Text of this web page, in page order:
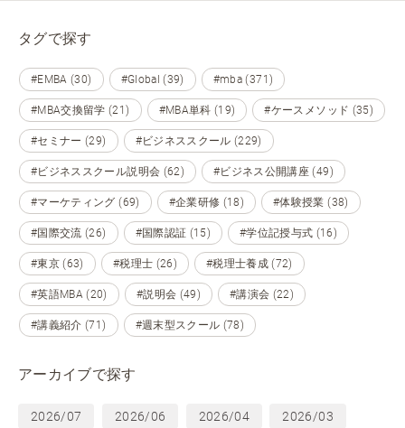
タグで探す
#EMBA (30) #Global (39) #mba (371)
#MBA交換留学 (21) #MBA単科 (19) #ケースメソッド (35)
#セミナー (29) #ビジネススクール (229)
#ビジネススクール説明会 (62) #ビジネス公開講座 (49)
#マーケティング (69) #企業研修 (18) #体験授業 (38)
#国際交流 (26) #国際認証 (15) #学位記授与式 (16)
#東京 (63) #税理士 (26) #税理士養成 (72)
#英語MBA (20) #説明会 (49) #講演会 (22)
#講義紹介 (71) #週末型スクール (78)
アーカイブで探す
2026/07 2026/06 2026/04 2026/03